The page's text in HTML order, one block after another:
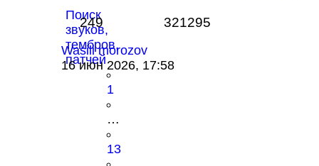
Поиск
звуков,
тембров,
патчей
1
…
13
249 321295
Wasili morozov
16 июн 2026, 17:58